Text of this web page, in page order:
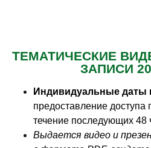
ТЕМАТИЧЕСКИЕ
ЗАПИСИ
Индивидуальные даты
предоставление доступа
течение последующих 48
Выдается видео и